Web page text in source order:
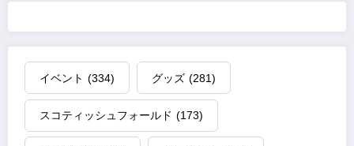
イベント (334) グッズ (281)
スコティッシュフォールド (173)